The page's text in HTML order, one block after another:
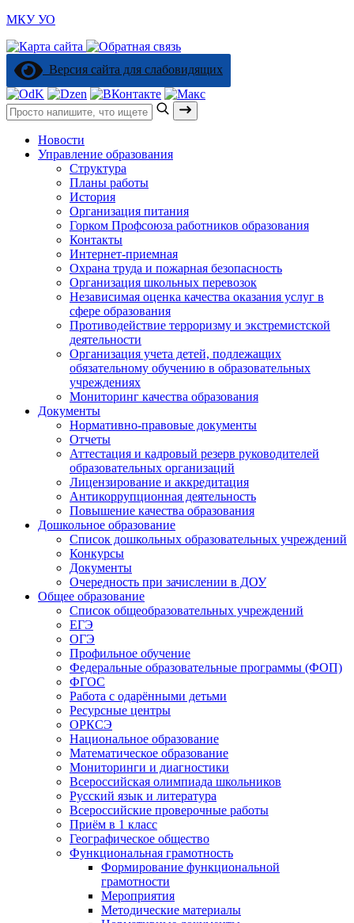
МКУ УО
Версия сайта для слабовидящих
Поиск:
Новости
Управление образования
Структура
Планы работы
История
Организация питания
Горком Профсоюза работников образования
Контакты
Интернет-приемная
Охрана труда и пожарная безопасность
Организация школьных перевозок
Независимая оценка качества оказания услуг в
сфере образования
Противодействие терроризму и экстремистской
деятельности
Организация учета детей, подлежащих
обязательному обучению в образовательных
учреждениях
Мониторинг качества образования
Документы
Нормативно-правовые документы
Отчеты
Аттестация и кадровый резерв руководителей
образовательных организаций
Лицензирование и аккредитация
Антикоррупционная деятельность
Повышение качества образования
Дошкольное образование
Список дошкольных образовательных учреждений
Конкурсы
Документы
Очередность при зачислении в ДОУ
Общее образование
Список общеобразовательных учреждений
ЕГЭ
ОГЭ
Профильное обучение
Федеральные образовательные программы (ФОП)
ФГОС
Работа с одарёнными детьми
Ресурсные центры
ОРКСЭ
Национальное образование
Математическое образование
Мониторинги и диагностики
Всероссийская олимпиада школьников
Русский язык и литература
Всероссийские проверочные работы
Приём в 1 класс
Географическое общество
Функциональная грамотность
Формирование функциональной
грамотности
Мероприятия
Методические материалы